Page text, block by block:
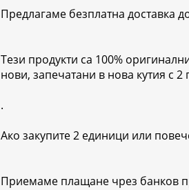
Предлагаме безплатна доставка
Тези продукти са 100%
нови, запечатани в нова кутия с 2
.
Ако закупите 2 единици или
Приемаме плащане чрез банков